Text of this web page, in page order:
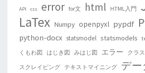
API css error for文 html HTML入門
LaTex Numpy openpyxl pypdf
python-docx statsmodel statsmodels
くもわ図 はじき図 みはじ図 エラー クラス
スクレイピング テキストマイニング デー